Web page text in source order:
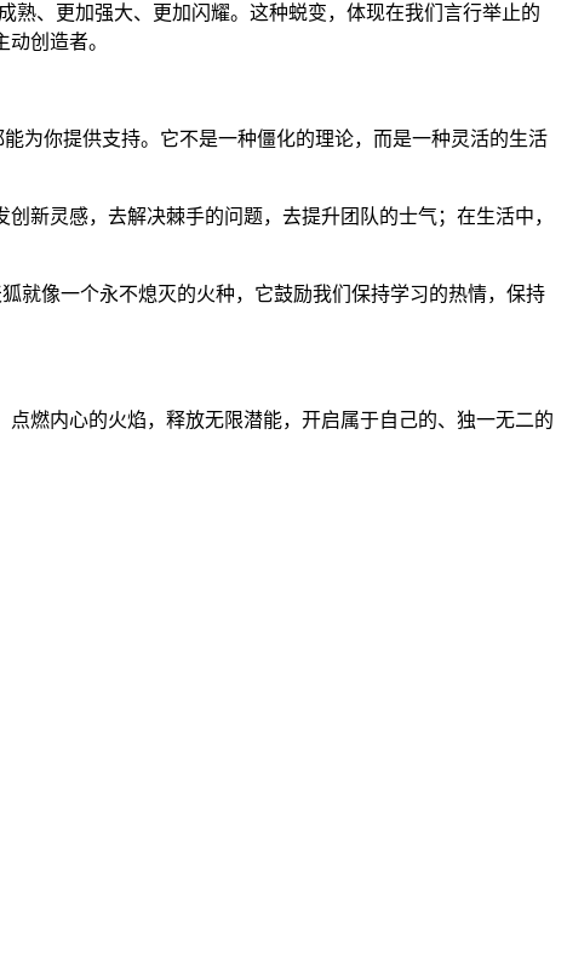
熟、更加强大、更加闪耀。这种蜕变，体现在我们言行举止的
创造者。
为你提供支持。它不是一种僵化的理论，而是一种灵活的生活
新灵感，去解决棘手的问题，去提升团队的士气；在生活中，
就像一个永不熄灭的火种，它鼓励我们保持学习的热情，保持
燃内心的火焰，释放无限潜能，开启属于自己的、独一无二的